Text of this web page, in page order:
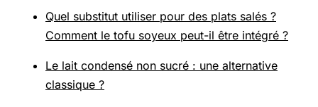
Quel substitut utiliser pour des plats salés ?
Comment le tofu soyeux peut-il être intégré ?
Le lait condensé non sucré : une alternative
classique ?